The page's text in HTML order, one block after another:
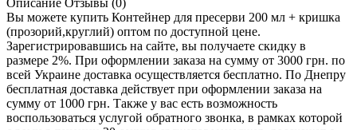
Вы можете купить Контейнер для пресерви 200 мл + кришка
(прозорий,круглий) оптом по доступной цене.
Зарегистрировавшись на сайте, вы получаете скидку в
размере 2%. При оформлении заказа на сумму от 3000 грн. по
всей Украине доставка осуществляется бесплатно. По Днепру
бесплатная доставка действует при оформлении заказа на
сумму от 1000 грн. Также у вас есть возможность
воспользоваться услугой обратного звонка, в рамках которой